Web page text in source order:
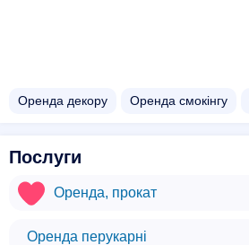
Оренда декору Оренда смокінгу
Послуги
Оренда, прокат
Оренда перукарні